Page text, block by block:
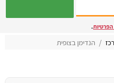
הפרטיות.
הנדימן בצופית